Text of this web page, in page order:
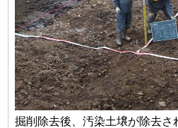
掘削除去後、汚染土壌が除去さ